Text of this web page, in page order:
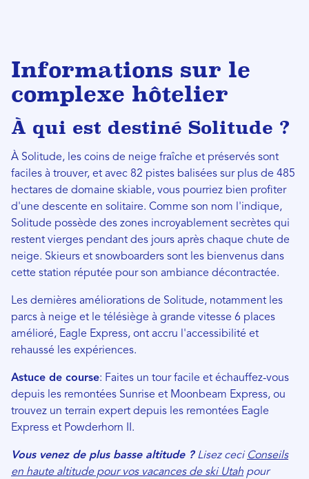
Informations sur le
complexe hôtelier
À qui est destiné Solitude ?
À Solitude, les coins de neige fraîche et préservés sont
faciles à trouver, et avec 82 pistes balisées sur plus de 485
hectares de domaine skiable, vous pourriez bien profiter
d'une descente en solitaire. Comme son nom l'indique,
Solitude possède des zones incroyablement secrètes qui
restent vierges pendant des jours après chaque chute de
neige. Skieurs et snowboarders sont les bienvenus dans
cette station réputée pour son ambiance décontractée.
Les dernières améliorations de Solitude, notamment les
parcs à neige et le télésiège à grande vitesse 6 places
amélioré, Eagle Express, ont accru l'accessibilité et
rehaussé les expériences.
Astuce de course: Faites un tour facile et échauffez-vous
depuis les remontées Sunrise et Moonbeam Express, ou
trouvez un terrain expert depuis les remontées Eagle
Express et Powderhorn II.
Vous venez de plus basse altitude ? Lisez ceci Conseils
en haute altitude pour vos vacances de ski Utah pour